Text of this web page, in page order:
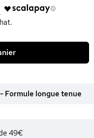
Formule longue tenue
49€